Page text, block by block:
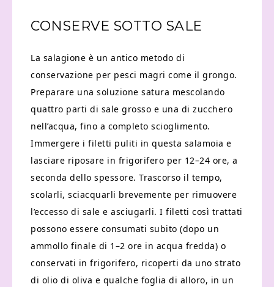
CONSERVE SOTTO SALE
La salagione è un antico metodo di
conservazione per pesci magri come il grongo.
Preparare una soluzione satura mescolando
quattro parti di sale grosso e una di zucchero
nell’acqua, fino a completo scioglimento.
Immergere i filetti puliti in questa salamoia e
lasciare riposare in frigorifero per 12–24 ore, a
seconda dello spessore. Trascorso il tempo,
scolarli, sciacquarli brevemente per rimuovere
l’eccesso di sale e asciugarli. I filetti così trattati
possono essere consumati subito (dopo un
ammollo finale di 1–2 ore in acqua fredda) o
conservati in frigorifero, ricoperti da uno strato
di olio di oliva e qualche foglia di alloro, in un